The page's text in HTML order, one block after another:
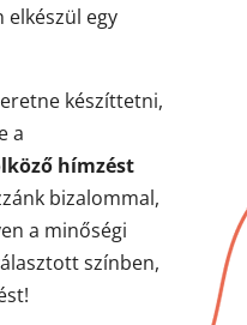
elkészül egy
készíttetni,
a
hímzést
bizalommal,
a minőségi
színben,